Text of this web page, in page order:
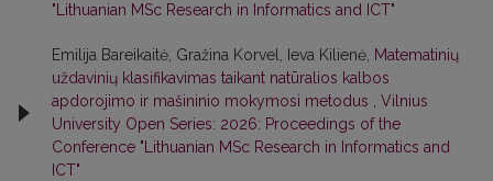
"Lithuanian MSc Research in Informatics and ICT"
Emilija Bareikaitė, Gražina Korvel, Ieva Kilienė, Matematinių
uždavinių klasifikavimas taikant natūralios kalbos
apdorojimo ir mašininio mokymosi metodus
Vilnius
University Open Series: 2026: Proceedings of the
Conference "Lithuanian MSc Research in Informatics and
ICT"